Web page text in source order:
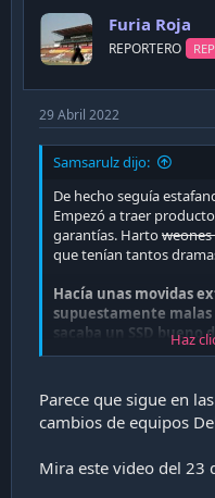
o
n
s
Furia Roja
REPORTERO
29 Abril 2022
Samsarulz dijo:
De hecho seguía
Empezó a traer
garantías. Hartoweones
que tenían tantos
Hacía unas movidas
supuestamente malas
sacaba un SSD bueno
pero marca corneta
También estaban los
faltaba el cliente molesto
Haz
Parece que sigue en
cambios de equipos
Mira este video del 23